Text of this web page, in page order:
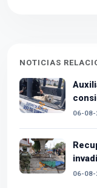
NOTICIAS
06-
06-